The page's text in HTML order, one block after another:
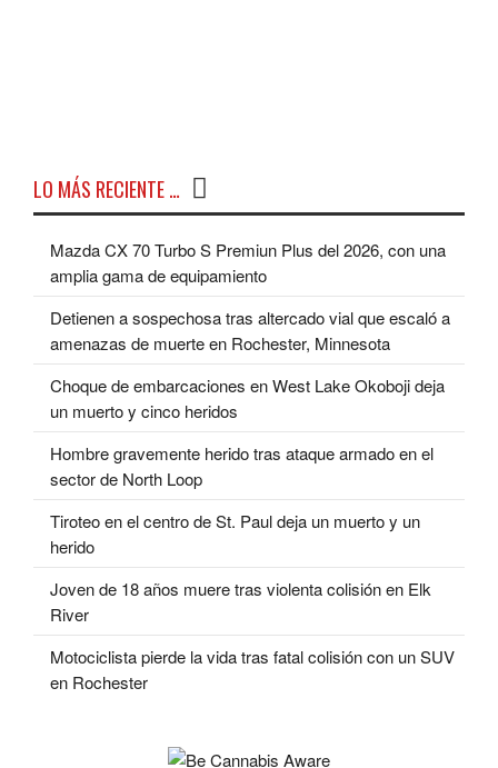
LO MÁS RECIENTE …
Mazda CX 70 Turbo S Premiun Plus del 2026, con una
amplia gama de equipamiento
Detienen a sospechosa tras altercado vial que escaló a
amenazas de muerte en Rochester, Minnesota
Choque de embarcaciones en West Lake Okoboji deja
un muerto y cinco heridos
Hombre gravemente herido tras ataque armado en el
sector de North Loop
Tiroteo en el centro de St. Paul deja un muerto y un
herido
Joven de 18 años muere tras violenta colisión en Elk
River
Motociclista pierde la vida tras fatal colisión con un SUV
en Rochester